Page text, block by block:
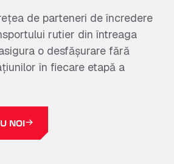
de parteneri de încredere
rutier din întreaga
o desfășurare fără
în fiecare etapă a
NOI